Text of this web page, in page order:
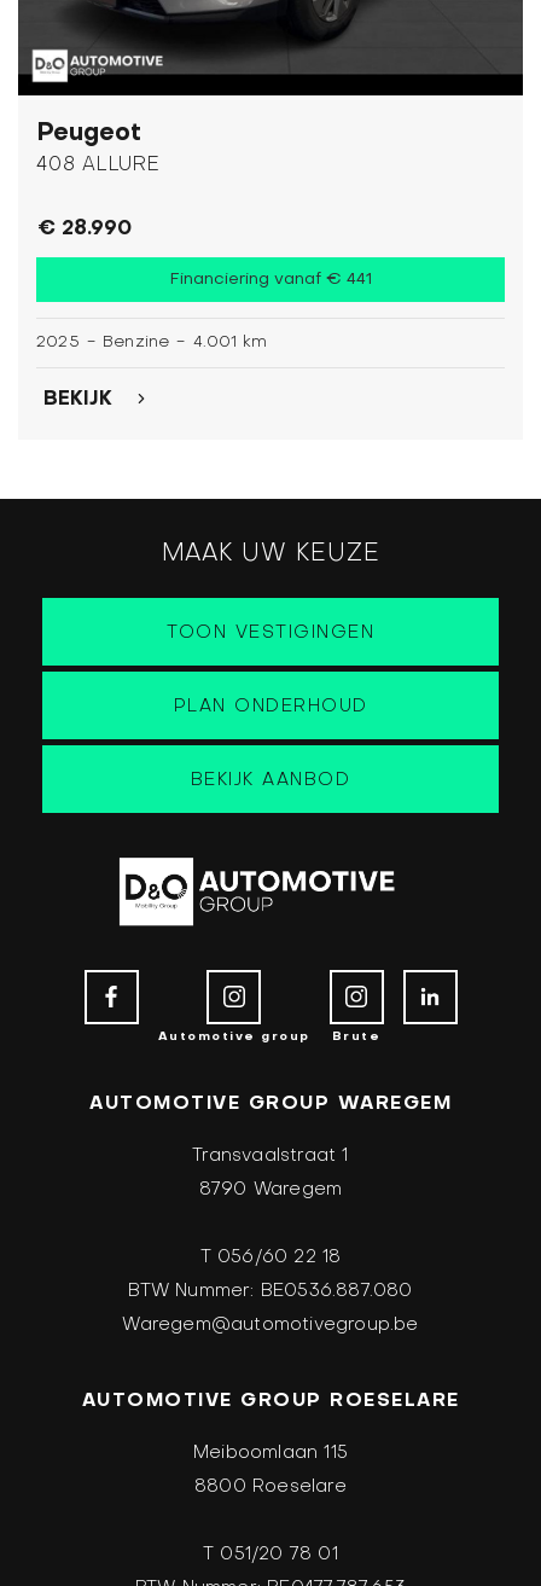
Peugeot
408 ALLURE
€ 28.990
Financiering vanaf € 441
2025 - Benzine - 4.001 km
BEKIJK
MAAK UW KEUZE
TOON VESTIGINGEN
PLAN ONDERHOUD
BEKIJK AANBOD
Automotive group Brute
AUTOMOTIVE GROUP WAREGEM
Transvaalstraat 1
8790 Waregem
T 056/60 22 18
BTW Nummer: BE0536.887.080
Waregem@automotivegroup.be
AUTOMOTIVE GROUP ROESELARE
Meiboomlaan 115
8800 Roeselare
T 051/20 78 01